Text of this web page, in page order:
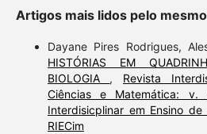
Artigos mais lidos pelo
Dayane Pires Rodrigues,
HISTÓRIAS EM
BIOLOGIA , Revista
Ciências e Matemática:
Interdisicplinar em Ensino
RIECim